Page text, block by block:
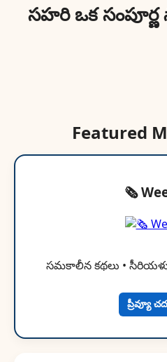
సహరి ఒక
Featured
🗞
సమకాలీన కథలు •
ప్రీవ్యూ